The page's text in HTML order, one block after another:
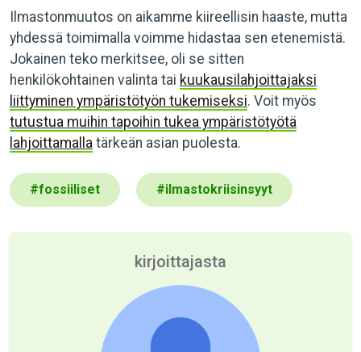
Ilmastonmuutos on aikamme kiireellisin haaste, mutta
yhdessä toimimalla voimme hidastaa sen etenemistä.
Jokainen teko merkitsee, oli se sitten
henkilökohtainen valinta tai kuukausilahjoittajaksi
liittyminen ympäristötyön tukemiseksi. Voit myös
tutustua muihin tapoihin tukea ympäristötyötä
lahjoittamalla tärkeän asian puolesta.
#fossiiliset #ilmastokriisinsyyt
kirjoittajasta